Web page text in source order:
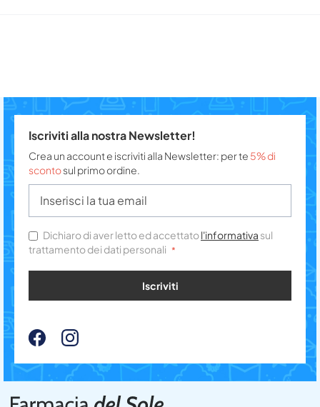
Iscriviti alla nostra Newsletter!
Crea un account e iscriviti alla Newsletter: per te 5% di
scontosul primo ordine.
Dichiaro di aver letto ed accettatol'informativa sul
trattamento dei dati personali
Iscriviti